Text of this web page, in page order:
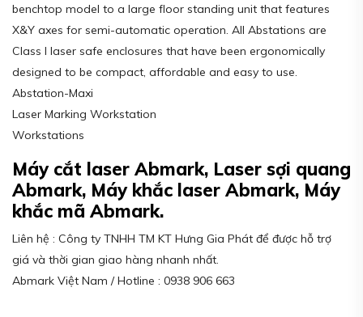
benchtop model to a large floor standing unit that features
X&Y axes for semi-automatic operation. All Abstations are
Class I laser safe enclosures that have been ergonomically
designed to be compact, affordable and easy to use.
Abstation-Maxi
Laser Marking Workstation
Workstations
Máy cắt laser Abmark, Laser sợi quang
Abmark, Máy khắc laser Abmark, Máy
khắc mã Abmark.
Liên hệ : Công ty TNHH TM KT Hưng Gia Phát để được hỗ trợ
giá và thời gian giao hàng nhanh nhất.
Abmark Việt Nam / Hotline : 0938 906 663